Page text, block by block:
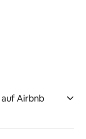
auf Airbnb